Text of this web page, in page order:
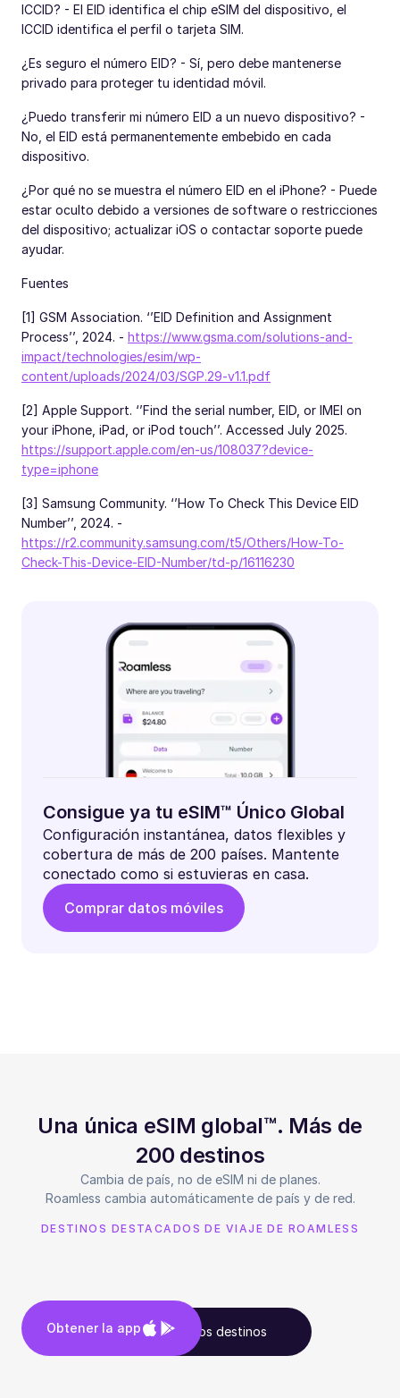
ICCID? - El EID identifica el chip eSIM del dispositivo, el
ICCID identifica el perfil o tarjeta SIM.
¿Es seguro el número EID? - Sí, pero debe mantenerse
privado para proteger tu identidad móvil.
¿Puedo transferir mi número EID a un nuevo dispositivo? -
No, el EID está permanentemente embebido en cada
dispositivo.
¿Por qué no se muestra el número EID en el iPhone? - Puede
estar oculto debido a versiones de software o restricciones
del dispositivo; actualizar iOS o contactar soporte puede
ayudar.
Fuentes
[1] GSM Association. ‘’EID Definition and Assignment
Process’’, 2024. - https://www.gsma.com/solutions-and-
impact/technologies/esim/wp-
content/uploads/2024/03/SGP.29-v1.1.pdf
[2] Apple Support. ‘’Find the serial number, EID, or IMEI on
your iPhone, iPad, or iPod touch’’. Accessed July 2025.
https://support.apple.com/en-us/108037?device-
type=iphone
[3] Samsung Community. ‘’How To Check This Device EID
Number’’, 2024. -
https://r2.community.samsung.com/t5/Others/How-To-
Check-This-Device-EID-Number/td-p/16116230
Consigue ya tu eSIM™ Único Global
Configuración instantánea, datos flexibles y
cobertura de más de 200 países. Mantente
conectado como si estuvieras en casa.
Comprar datos móviles
Una única eSIM global™. Más de
200 destinos
Cambia de país, no de eSIM ni de planes.
Roamless cambia automáticamente de país y de red.
DESTINOS DESTACADOS DE VIAJE DE ROAMLESS
Ver todos los destinos
Obtener la app